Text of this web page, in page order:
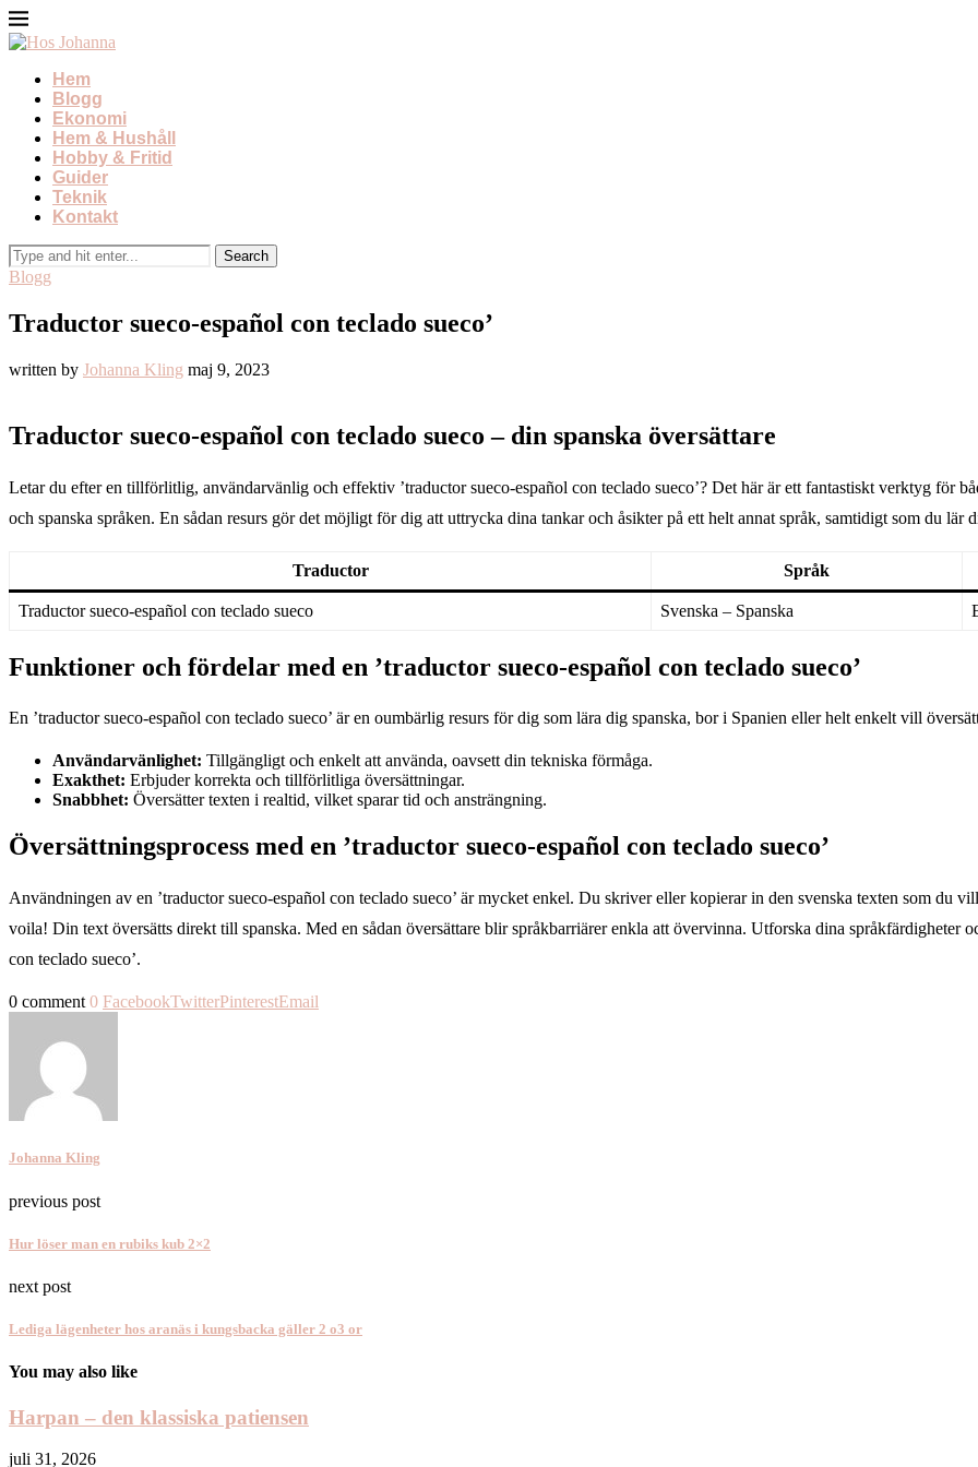
Hem
Blogg
Ekonomi
Hem & Hushåll
Hobby & Fritid
Guider
Teknik
Kontakt
Blogg
Traductor sueco-español con teclado sueco’
written by Johanna Kling maj 9, 2023
Traductor sueco-español con teclado sueco – din spanska översättare
Letar du efter en tillförlitlig, användarvänlig och effektiv ’traductor sueco-español con teclado sueco’? Det här är ett fantastiskt verktyg för
och spanska språken. En sådan resurs gör det möjligt för dig att uttrycka dina tankar och åsikter på ett helt annat språk, samtidigt som du lär
Traductor Språk
Traductor sueco-español con teclado sueco Svenska – Spanska
Funktioner och fördelar med en ’traductor sueco-español con teclado sueco’
En ’traductor sueco-español con teclado sueco’ är en oumbärlig resurs för dig som lära dig spanska, bor i Spanien eller helt enkelt vill
Användarvänlighet: Tillgängligt och enkelt att använda, oavsett din tekniska förmåga.
Exakthet: Erbjuder korrekta och tillförlitliga översättningar.
Snabbhet: Översätter texten i realtid, vilket sparar tid och ansträngning.
Översättningsprocess med en ’traductor sueco-español con teclado sueco’
Användningen av en ’traductor sueco-español con teclado sueco’ är mycket enkel. Du skriver eller kopierar in den svenska texten som du
voila! Din text översätts direkt till spanska. Med en sådan översättare blir språkbarriärer enkla att övervinna. Utforska dina språkfärdigheter
con teclado sueco’.
0 comment 0 FacebookTwitterPinterestEmail
Johanna Kling
previous post
Hur löser man en rubiks kub 2×2
next post
Lediga lägenheter hos aranäs i kungsbacka gäller 2 o3 or
You may also like
Harpan – den klassiska patiensen
juli 31, 2026